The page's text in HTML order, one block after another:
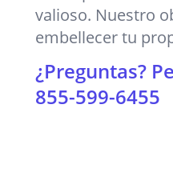
valioso. Nuestro
embellecer tu
¿Preguntas?
855-599-6455